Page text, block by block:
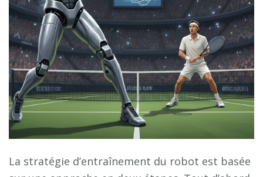
La stratégie d’entraînement du robot est basée